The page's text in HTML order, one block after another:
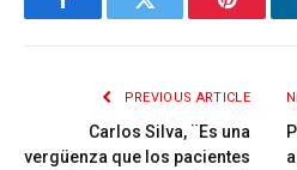
FacebookTwitter
PREVIOUS ARTICLE
Carlos Silva, ¨Es una
vergüenza que los pacientes